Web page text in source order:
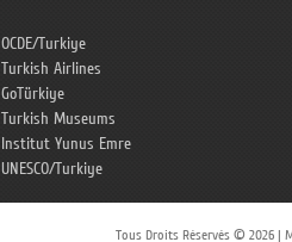
OCDE/Turkiye
Turkish Airlines
GoTürkiye
Turkish Museums
Institut Yunus Emre
UNESCO/Turkiye
Tous Droits Réservés © 2026 |